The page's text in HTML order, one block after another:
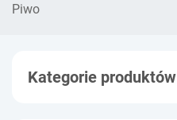
Piwo
Kategorie produktów